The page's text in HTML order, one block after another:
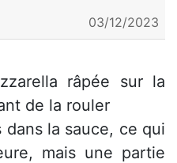
03/12/2023
râpée sur la
de la rouler
la sauce, ce qui
mais une partie